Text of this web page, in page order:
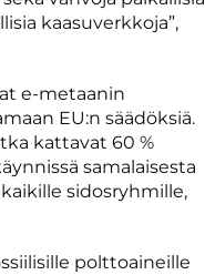
kaasuverkkoja”,
e-metaanin
EU:n säädöksiä.
kattavat 60 %
samalaisesta
sidosryhmille,
polttoaineille